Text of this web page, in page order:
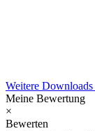
Weitere Downloads
Meine Bewertung
×
Bewerten